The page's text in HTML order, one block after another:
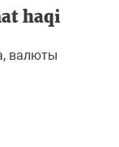
haqi
валюты